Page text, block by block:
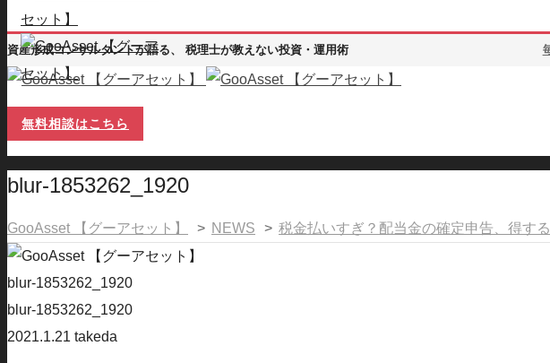
資産形成コンサルタントが語る、 税理士が教えない投資・運用術
無料相談はこちら
blur-1853262_1920
GooAsset 【グーアセット】 > NEWS > 税金払いすぎ？配当金の確定申告、得す
blur-1853262_1920
blur-1853262_1920
2021.1.21 takeda